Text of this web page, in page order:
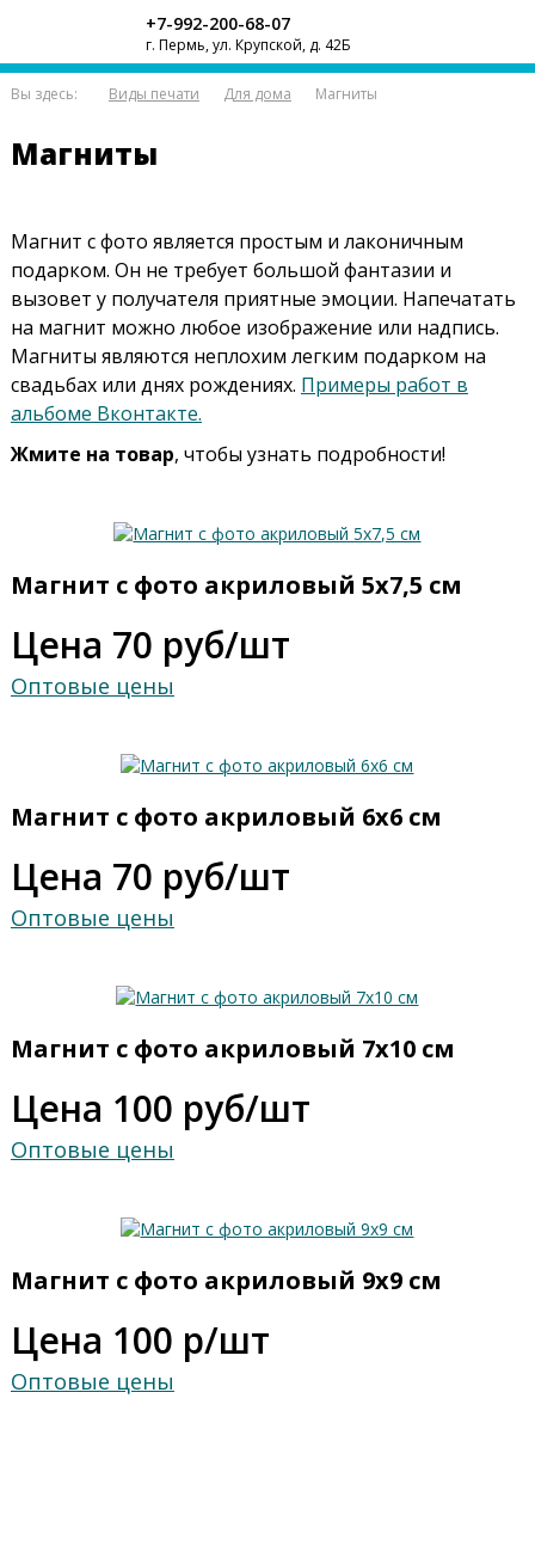
+7-992-200-68-07
г. Пермь, ул. Крупской, д. 42Б
Вы здесь: Виды печати Для дома Магниты
Магниты
Магнит с фото является простым и лаконичным
подарком. Он не требует большой фантазии и
вызовет у получателя приятные эмоции. Напечатать
на магнит можно любое изображение или надпись.
Магниты являются неплохим легким подарком на
свадьбах или днях рождениях. Примеры работ в
альбоме Вконтакте.
Жмите на товар, чтобы узнать подробности!
Магнит с фото акриловый 5х7,5 см
Цена 70 руб/шт
Оптовые цены
Магнит с фото акриловый 6х6 см
Цена 70 руб/шт
Оптовые цены
Магнит с фото акриловый 7х10 см
Цена 100 руб/шт
Оптовые цены
Магнит с фото акриловый 9х9 см
Цена 100 р/шт
Оптовые цены